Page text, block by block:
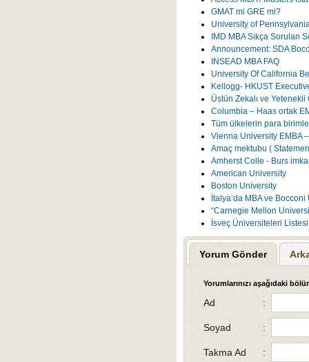
GMAT mi GRE mi?
University of
IMD MBA Sıkça Sorulan
Announcement: SDA
INSEAD MBA FAQ
University Of California
Kellogg- HKUST
Üstün Zekalı ve
Columbia – Haas ortak
Tüm ülkelerin para
Vienna University EMBA
Amaç mektubu (
Amherst Colle - Burs
American University
Boston University
İtalya’da MBA ve
“Carnegie Mellon
İsveç Üniversiteleri
Yorum Gönder
Yorumlarınızı aşağıdaki
Ad :
Soyad :
Takma Ad :